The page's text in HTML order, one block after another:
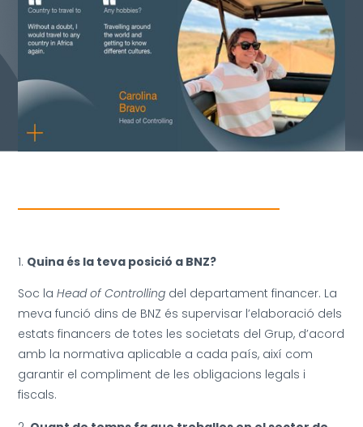
Quina és la teva posició a BNZ?
Soc laHead of Controlling del departament financer. La
meva funció dins de BNZ és supervisar l’elaboració dels
estats financers de totes les societats del Grup, d’acord
amb la normativa aplicable a cada país, així com
garantir el compliment de les obligacions legals i
fiscals.